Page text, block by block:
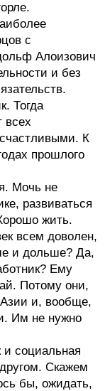
с
Алоизович
и без
Тогда
всех
К
прошлого
Мочь не
развиваться
жить.
всем доволен,
и дольше? Да,
Ему
Потому они,
и, вообще,
Им не нужно
и социальная
Скажем
бы, ожидать,